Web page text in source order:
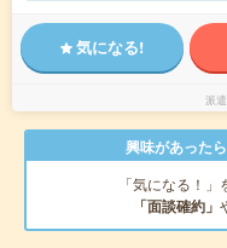
気になる!
派
興味があった
「気になる！
「面談確約」